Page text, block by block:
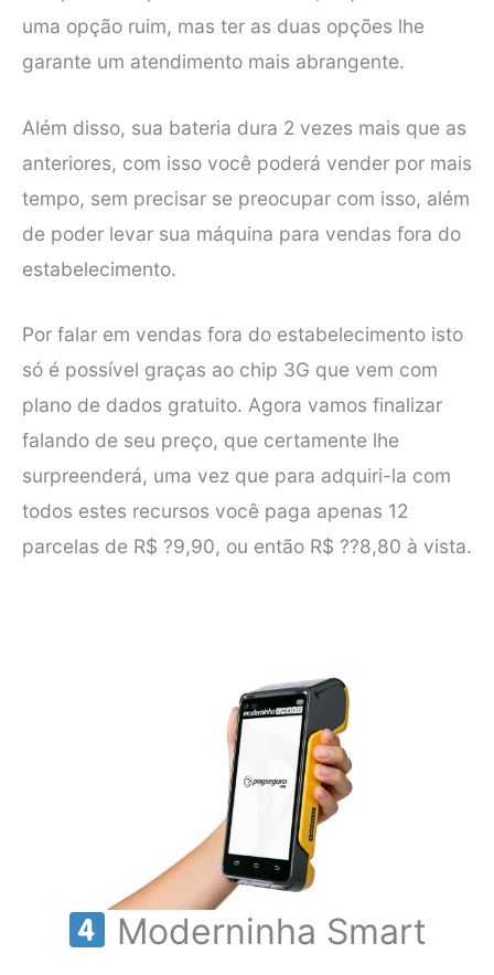
uma opção ruim, mas ter as duas opções lhe
garante um atendimento mais abrangente.
Além disso, sua bateria dura 2 vezes mais que as
anteriores, com isso você poderá vender por mais
tempo, sem precisar se preocupar com isso, além
de poder levar sua máquina para vendas fora do
estabelecimento.
Por falar em vendas fora do estabelecimento isto
só é possível graças ao chip 3G que vem com
plano de dados gratuito. Agora vamos finalizar
falando de seu preço, que certamente lhe
surpreenderá, uma vez que para adquiri-la com
todos estes recursos você paga apenas 12
parcelas de R$ ?9,90, ou então R$ ??8,80 à vista.
Moderninha Smart